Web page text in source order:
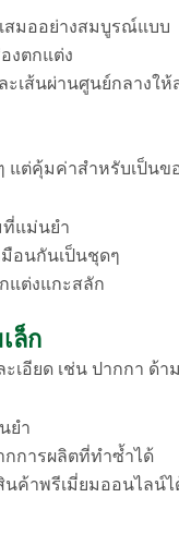
สมออย่างสมบูรณ์แบบ
งตกแต่ง
เส้นผ่านศูนย์กลางให้
แต่คุ้มค่าสำหรับเป็น
ที่แม่นยำ
อนกันเป็นชุดๆ
แต่งแกะสลัก
ล็ก
เอียด เช่น ปากกา ด้า
ยำ
กการผลิตที่ทำซ้ำได้
นค้าพรีเมี่ยมออนไลน์ไ